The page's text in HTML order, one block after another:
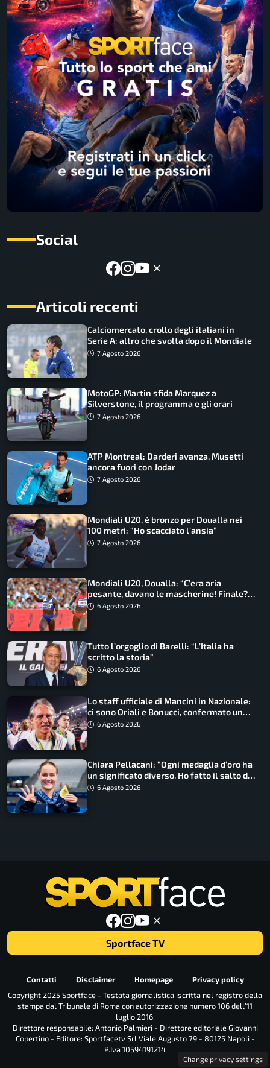
Social
Articoli recenti
Calciomercato, crollo degli italiani in
Serie A: altro che svolta dopo il Mondiale
7 Agosto 2026
MotoGP: Martin sfida Marquez a
Silverstone, il programma e gli orari
7 Agosto 2026
ATP Montreal: Darderi avanza, Musetti
ancora fuori con Jodar
7 Agosto 2026
Mondiali U20, è bronzo per Doualla nei
100 metri: “Ho scacciato l’ansia”
7 Agosto 2026
Mondiali U20, Doualla: “C’era aria
pesante, davano le mascherine! Finale?
Non ho nulla da perdere”
6 Agosto 2026
Tutto l’orgoglio di Barelli: “L’Italia ha
scritto la storia”
6 Agosto 2026
Lo staff ufficiale di Mancini in Nazionale:
ci sono Oriali e Bonucci, confermato un
ritorno
6 Agosto 2026
Chiara Pellacani: “Ogni medaglia d’oro ha
un significato diverso. Ho fatto il salto di
qualità”
6 Agosto 2026
Sportface TV
Contatti Disclaimer Homepage
Privacy policy
Copyright 2025 Sportface - Testata giornalistica iscritta nel registro della
stampa dal Tribunale di Roma con autorizzazione numero 106 dell’11
luglio 2016.
Direttore responsabile: Antonio Palmieri - Direttore editoriale Giovanni
Copertino - Editore: Sportfacetv Srl Viale Augusto 79 - 80125 Napoli -
P.Iva 10594191214
Change privacy settings